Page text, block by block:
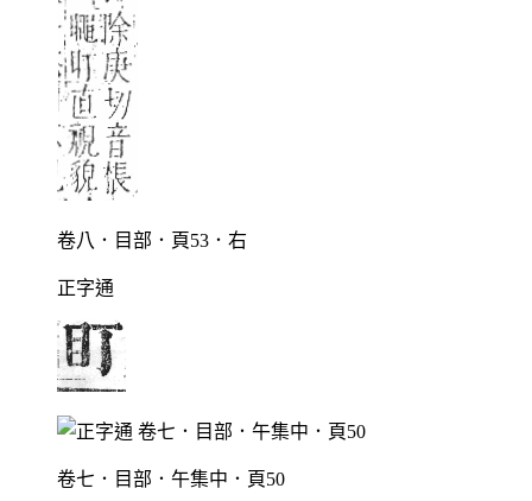
卷八．目部．頁53．右
正字通
卷七．目部．午集中．頁50